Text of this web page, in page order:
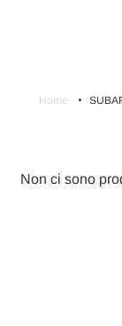
Home
Non ci sono